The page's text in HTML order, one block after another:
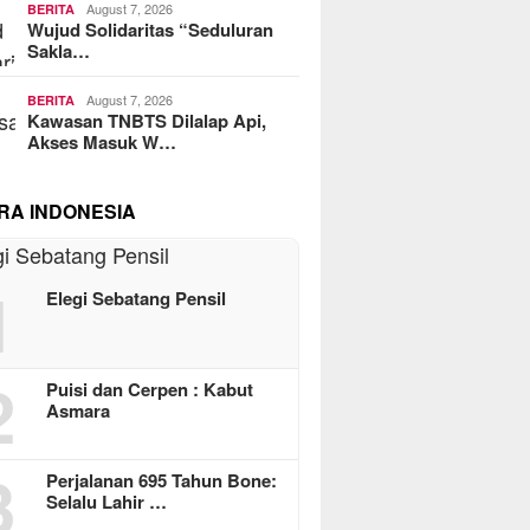
BERITA August 7, 2026
Wujud Solidaritas “Seduluran
Sakla…
BERITA August 7, 2026
Kawasan TNBTS Dilalap Api,
Akses Masuk W…
INDONESIA
Elegi Sebatang Pensil
Puisi dan Cerpen : Kabut
Asmara
Perjalanan 695 Tahun Bone:
Selalu Lahir …